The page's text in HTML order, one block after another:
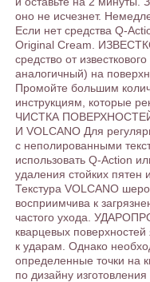
оно не исчезнет.
Если нет средства Q-
Original Cream.
средство от
аналогичный) на
Промойте большим
инструкциям, которые
ЧИСТКА
И VOLCANO Для
с неполированными
использовать Q-Action
удаления стойких пятен
Текстура VOLCANO
восприимчива к
частого ухода.
кварцевых поверхностей
к ударам. Однако
определенные точки на
по дизайну